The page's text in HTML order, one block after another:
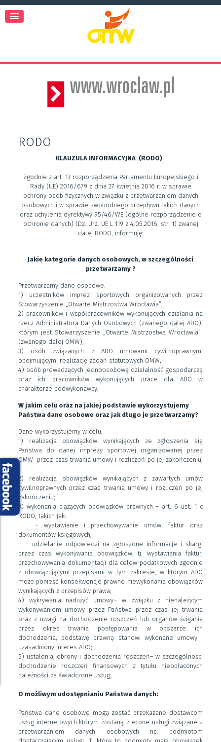
RODO
KLAUZULA INFORMACYJNA (RODO)
Zgodnie z art. 13 rozporządzenia Parlamentu Europejskiego i
Rady (UE) 2016/679 z dnia 27 kwietnia 2016 r. w sprawie
ochrony osób fizycznych w związku z przetwarzaniem danych
osobowych i w sprawie swobodnego przepływu takich danych
oraz uchylenia dyrektywy 95/46/WE (ogólne rozporządzenie o
ochronie danych) (Dz. Urz. UE L 119 z 4.05.2016, str. 1) zwanej
dalej RODO, informuję:
Jakie kategorie danych osobowych, w szczególności
przetwarzamy ?
Przetwarzamy dane osobowe:
1) uczestników imprez sportowych organizowanych przez
Stowarzyszenie „Otwarte Mistrzostwa Wrocławia”;
2) pracowników i współpracowników wykonujących działania na
rzecz Administratora Danych Osobowych (zwanego dalej ADO),
którym jest Stowarzyszenie „Otwarte Mistrzostwa Wrocławia”
(zwanego dalej OMW);
3) osób związanych z ADO umowami cywilnoprawnymi
obejmującymi realizację zadań statutowych OMW;
4) osób prowadzących jednoosobową działalność gospodarczą
oraz ich pracowników wykonujących prace dla ADO w
charakterze podwykonawcy.
W jakim celu oraz na jakiej podstawie wykorzystujemy
Państwa dane osobowe oraz jak długo je przetwarzamy?
Dane wykorzystujemy w celu:
1) realizacja obowiązków wynikających ze zgłoszenia się
Państwa do danej imprezy sportowej organizowanej przez
OMW przez czas trwania umowy i rozliczeń po jej zakończeniu;
2) realizacja obowiązków wynikających z zawartych umów
cywilnoprawnych przez czas trwania umowy i rozliczeń po jej
zakończeniu;
3) wykonania ciążących obowiązków prawnych – art. 6 ust. 1 c
RODO, takich jak:
– wystawianie i przechowywanie umów, faktur oraz
dokumentów księgowych,
– udzielanie odpowiedzi na zgłoszone informacje i skargi
przez czas wykonywania obowiązków, tj. wystawiania faktur,
przechowywania dokumentacji dla celów podatkowych zgodnie
z obowiązującymi przepisami w tym zakresie, w którym ADO
może ponieść konsekwencje prawne niewykonania obowiązków
wynikających z przepisów prawa;
4) wykrywania nadużyć umowy– w związku z nienależytym
wykonywaniem umowy przez Państwa przez czas jej trwania
oraz z uwagi na dochodzenie roszczeń lub organów ścigania
przez okres trwania postępowania w obszarze ich
dochodzenia; podstawę prawną stanowi wykonane umowy i
uzasadniony interes ADO;
5) ustalenia, obrony i dochodzenia roszczeń– w szczególności
dochodzenie roszczeń finansowych z tytułu nieopłaconych
należności za świadczone usług;
O możliwym udostępnianiu Państwa danych:
Państwa dane osobowe mogą zostać przekazane dostawcom
usług internetowych którym zostaną zlecone usługi związane z
przetwarzaniem danych osobowych np. podmiotom